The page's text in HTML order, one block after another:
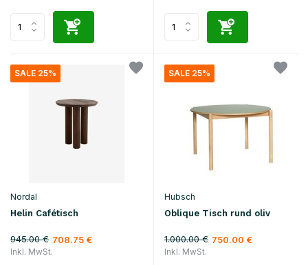
SALE 25%
Nordal
Helin Cafétisch
945.00 € 708.75 €
Inkl. MwSt.
SALE 25%
Hubsch
Oblique Tisch rund oliv
1.000.00 € 750.00 €
Inkl. MwSt.